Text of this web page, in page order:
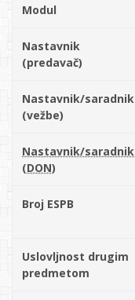
Modul
Nastavnik
(predavač)
Nastavnik/saradnik
(vežbe)
Nastavnik/saradnik
(DON)
Broj ESPB
Uslovljnost drugim
predmetom